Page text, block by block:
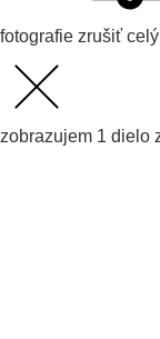
fotografie zrušiť
zobrazujem 1 dielo